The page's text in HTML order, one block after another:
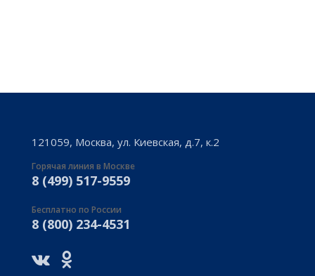
121059, Москва, ул. Киевская, д.7, к.2
Горячая линия в Москве
8 (499) 517-9559
Бесплатно по России
8 (800) 234-4531